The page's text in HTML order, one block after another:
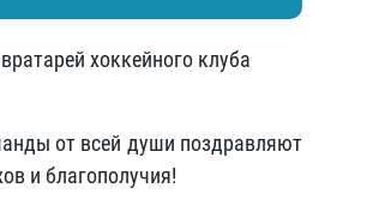
хоккейного клуба
от всей души поздравляют
и благополучия!